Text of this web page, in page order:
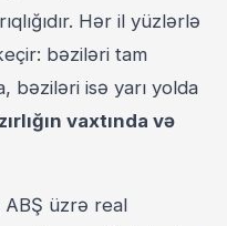
Hər il yüzlərlə
bəziləri tam
bəziləri isə yarı yolda
vaxtında və
ABŞ üzrə real